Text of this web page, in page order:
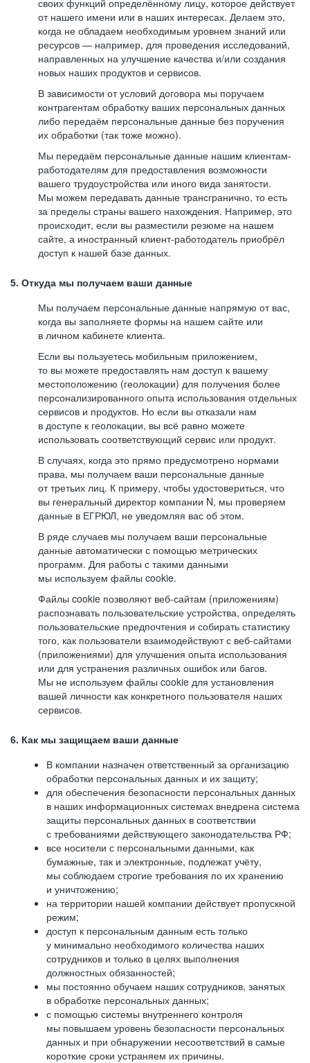
своих функций определённому лицу, которое действует
от нашего имени или в наших интересах. Делаем это,
когда не обладаем необходимым уровнем знаний или
ресурсов — например, для проведения исследований,
направленных на улучшение качества и/или создания
новых наших продуктов и сервисов.
В зависимости от условий договора мы поручаем
контрагентам обработку ваших персональных данных
либо передаём персональные данные без поручения
их обработки (так тоже можно).
Мы передаём персональные данные нашим клиентам-
работодателям для предоставления возможности
вашего трудоустройства или иного вида занятости.
Мы можем передавать данные трансгранично, то есть
за пределы страны вашего нахождения. Например, это
происходит, если вы разместили резюме на нашем
сайте, а иностранный клиент-работодатель приобрёл
доступ к нашей базе данных.
5. Откуда мы получаем ваши данные
Мы получаем персональные данные напрямую от вас,
когда вы заполняете формы на нашем сайте или
в личном кабинете клиента.
Если вы пользуетесь мобильным приложением,
то вы можете предоставлять нам доступ к вашему
местоположению (геолокации) для получения более
персонализированного опыта использования отдельных
сервисов и продуктов. Но если вы отказали нам
в доступе к геолокации, вы всё равно можете
использовать соответствующий сервис или продукт.
В случаях, когда это прямо предусмотрено нормами
права, мы получаем ваши персональные данные
от третьих лиц. К примеру, чтобы удостовериться, что
вы генеральный директор компании N, мы проверяем
данные в ЕГРЮЛ, не уведомляя вас об этом.
В ряде случаев мы получаем ваши персональные
данные автоматически с помощью метрических
программ. Для работы с такими данными
мы используем файлы cookie.
Файлы cookie позволяют веб-сайтам (приложениям)
распознавать пользовательские устройства, определять
пользовательские предпочтения и собирать статистику
того, как пользователи взаимодействуют с веб-сайтами
(приложениями) для улучшения опыта использования
или для устранения различных ошибок или багов.
Мы не используем файлы cookie для установления
вашей личности как конкретного пользователя наших
сервисов.
6. Как мы защищаем ваши данные
В компании назначен ответственный за организацию
обработки персональных данных и их защиту;
для обеспечения безопасности персональных данных
в наших информационных системах внедрена система
защиты персональных данных в соответствии
с требованиями действующего законодательства РФ;
все носители с персональными данными, как
бумажные, так и электронные, подлежат учёту,
мы соблюдаем строгие требования по их хранению
и уничтожению;
на территории нашей компании действует пропускной
режим;
доступ к персональным данным есть только
у минимально необходимого количества наших
сотрудников и только в целях выполнения
должностных обязанностей;
мы постоянно обучаем наших сотрудников, занятых
в обработке персональных данных;
с помощью системы внутреннего контроля
мы повышаем уровень безопасности персональных
данных и при обнаружении несоответствий в самые
короткие сроки устраняем их причины.